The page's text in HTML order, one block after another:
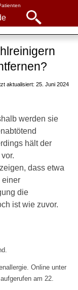
aktualisiert: 25. Juni 2024
werden sie
hält der
dass etwa
einer
die
ist wie zuvor.
Online unter
am 22.